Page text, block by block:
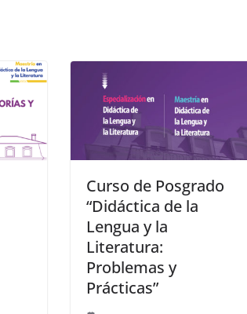
Curso de Posgrado
“Didáctica de la
Lengua y la
Literatura:
Problemas y
Prácticas”